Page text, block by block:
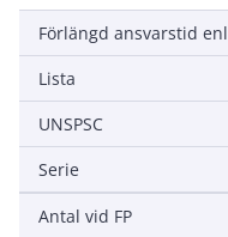
Lista
UNSPSC
Serie
Antal vid FP